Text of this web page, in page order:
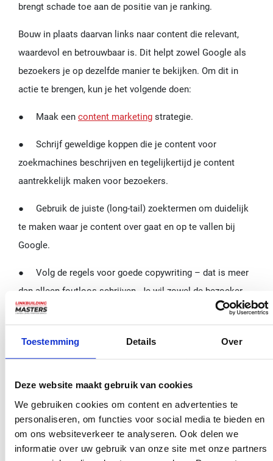
Toestemming Details Over
Deze website maakt gebruik van cookies
We gebruiken cookies om content en advertenties te
personaliseren, om functies voor social media te bieden en
om ons websiteverkeer te analyseren. Ook delen we
informatie over uw gebruik van onze site met onze partners
brengt schade toe aan de positie van je ranking.
Bouw in plaats daarvan links naar content die relevant,
waardevol en betrouwbaar is. Dit helpt zowel Google als
bezoekers je op dezelfde manier te bekijken. Om dit in
actie te brengen, kun je het volgende doen:
● Maak een content marketing strategie.
● Schrijf geweldige koppen die je content voor
zoekmachines beschrijven en tegelijkertijd je content
aantrekkelijk maken voor bezoekers.
● Gebruik de juiste (long-tail) zoektermen om duidelijk
te maken waar je content over gaat en op te vallen bij
Google.
● Volg de regels voor goede copywriting – dat is meer
dan alleen foutloos schrijven. Je wil zowel de bezoeker
als het algoritme van Google op de juiste manier
bereiken.
zoekmachines en kunnen ook worden gebruikt voor
linkbuilding.
Linkbuilding voor SEO: interne